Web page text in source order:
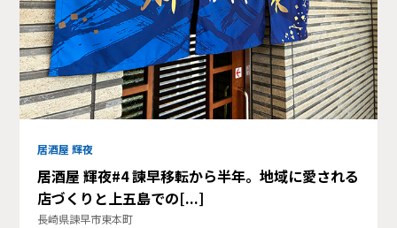
居酒屋 輝夜
居酒屋 輝夜#4 諫早移転から半年。地域に愛される
店づくりと上五島での[...]
長崎県諫早市東本町